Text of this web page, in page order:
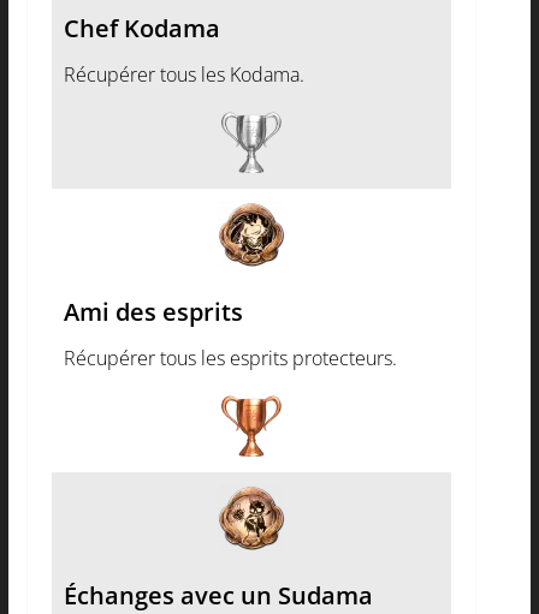
Chef Kodama
Récupérer tous les Kodama.
Ami des esprits
Récupérer tous les esprits protecteurs.
Échanges avec un Sudama